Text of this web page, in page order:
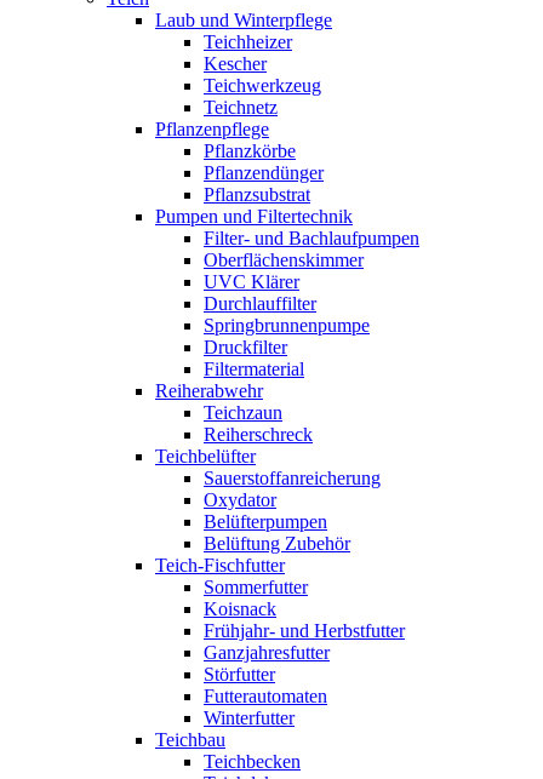
Laub und Winterpflege
Teichheizer
Kescher
Teichwerkzeug
Teichnetz
Pflanzenpflege
Pflanzkörbe
Pflanzendünger
Pflanzsubstrat
Pumpen und Filtertechnik
Filter- und Bachlaufpumpen
Oberflächenskimmer
UVC Klärer
Durchlauffilter
Springbrunnenpumpe
Druckfilter
Filtermaterial
Reiherabwehr
Teichzaun
Reiherschreck
Teichbelüfter
Sauerstoffanreicherung
Oxydator
Belüfterpumpen
Belüftung Zubehör
Teich-Fischfutter
Sommerfutter
Koisnack
Frühjahr- und Herbstfutter
Ganzjahresfutter
Störfutter
Futterautomaten
Winterfutter
Teichbau
Teichbecken